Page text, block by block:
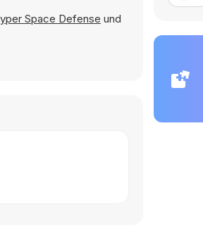
Space Defense und